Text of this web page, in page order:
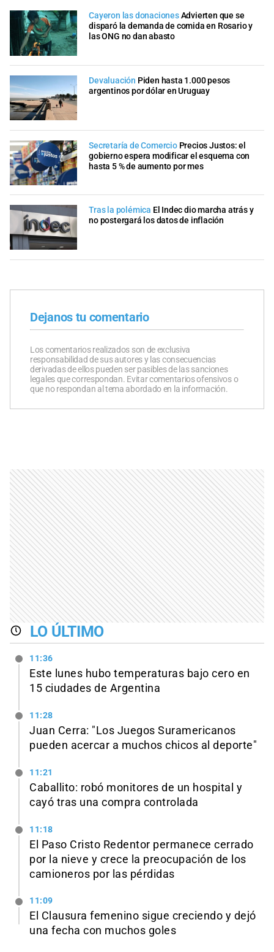
Cayeron las donacionesAdvierten que se
disparó la demanda de comida en Rosario y
las ONG no dan abasto
Devaluación Piden hasta 1.000 pesos
argentinos por dólar en Uruguay
Secretaría de Comercio Precios Justos: el
gobierno espera modificar el esquema con
hasta 5 % de aumento por mes
Tras la polémica El Indec dio marcha atrás y
no postergará los datos de inflación
Dejanos tu comentario
Los comentarios realizados son de exclusiva
responsabilidad de sus autores y las consecuencias
derivadas de ellos pueden ser pasibles de las sanciones
legales que correspondan. Evitar comentarios ofensivos o
que no respondan al tema abordado en la información.
LO ÚLTIMO
11:36
Este lunes hubo temperaturas bajo cero en
15 ciudades de Argentina
11:28
Juan Cerra: "Los Juegos Suramericanos
pueden acercar a muchos chicos al deporte"
11:21
Caballito: robó monitores de un hospital y
cayó tras una compra controlada
11:18
El Paso Cristo Redentor permanece cerrado
por la nieve y crece la preocupación de los
camioneros por las pérdidas
11:09
El Clausura femenino sigue creciendo y dejó
una fecha con muchos goles